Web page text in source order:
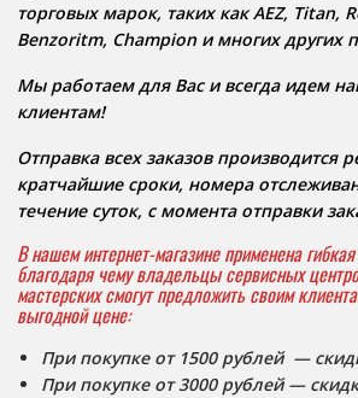
торговых марок, таких как AEZ, Titan,
Benzoritm, Champion и многих других
Мы работаем для Вас и всегда идем
клиентам!
Отправка всех заказов производится
кратчайшие сроки, номера
течение суток, с момента отправки
В нашем интернет-магазине применена
благодаря чему владельцы сервисных
мастерских смогут предложить своим
выгодной цене:
При покупке от 1500 рублей —
При покупке от 3000 рублей —